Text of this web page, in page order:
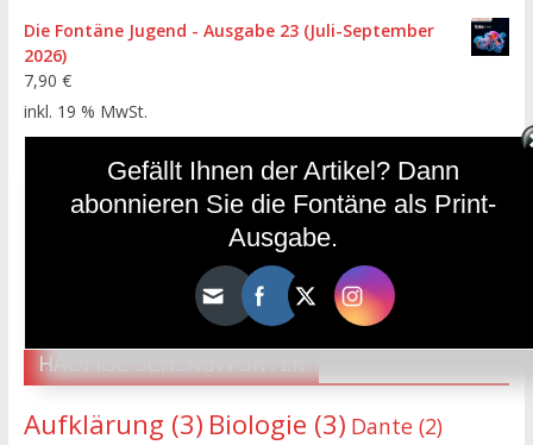
Die Fontäne Jugend - Ausgabe 23 (Juli-September
2026)
7,90 €
inkl. 19 % MwSt.
zzgl.Versandkosten
HÄUFIGE SCHLAGWÖRTER
Aufklärung (3) Biologie (3) Dante(2)
Gefällt Ihnen der Artikel? Dann
abonnieren Sie die Fontäne als Print-
Ausgabe.